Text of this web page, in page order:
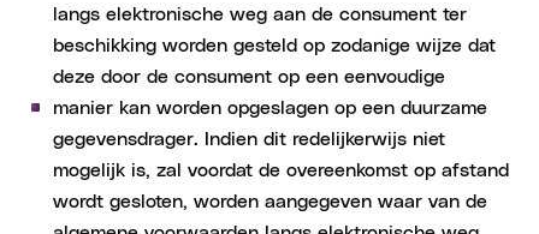
langs elektronische weg aan de consument ter
beschikking worden gesteld op zodanige wijze dat
deze door de consument op een eenvoudige
manier kan worden opgeslagen op een duurzame
gegevensdrager. Indien dit redelijkerwijs niet
mogelijk is, zal voordat de overeenkomst op afstand
wordt gesloten, worden aangegeven waar van de